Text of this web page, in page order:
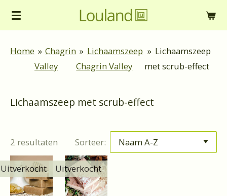
Ga
de
hoofdinhoud
Home » Chagrin
Valley
» Lichaamszeep
Chagrin Valley
» Lichaamszeep
met scrub-effect
Lichaamszeep met scrub-effect
2 resultaten Sorteer:
Uitverkocht Uitverkocht